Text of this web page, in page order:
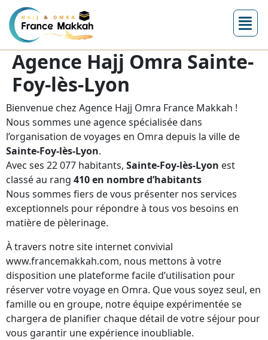
Agence Hajj Omra Sainte-
Foy-lès-Lyon
Bienvenue chez Agence Hajj Omra France Makkah !
Nous sommes une agence spécialisée dans
l’organisation de voyages en Omra depuis la ville de
Sainte-Foy-lès-Lyon.
Avec ses 22 077 habitants, Sainte-Foy-lès-Lyon est
classé au rang 410 en nombre d’habitants
Nous sommes fiers de vous présenter nos services
exceptionnels pour répondre à tous vos besoins en
matière de pèlerinage.
À travers notre site internet convivial
www.francemakkah.com, nous mettons à votre
disposition une plateforme facile d’utilisation pour
réserver votre voyage en Omra. Que vous soyez seul, en
famille ou en groupe, notre équipe expérimentée se
chargera de planifier chaque détail de votre séjour pour
vous garantir une expérience inoubliable.